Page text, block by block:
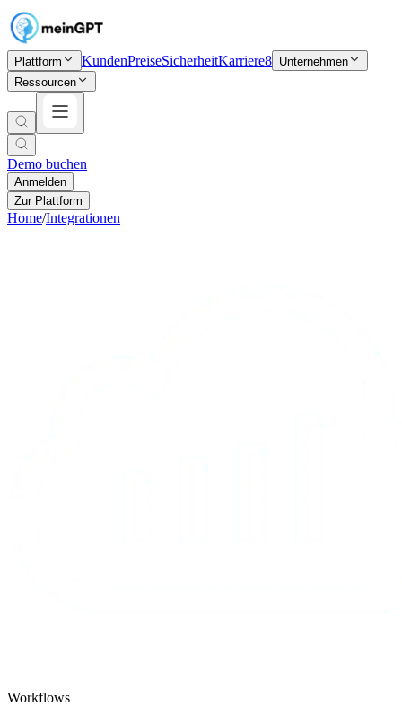
Plattform KundenPreiseSicherheitKarriere8 Unternehmen
Ressourcen
Demo buchen
Anmelden
Zur Plattform
Home/Integrationen
Workflows